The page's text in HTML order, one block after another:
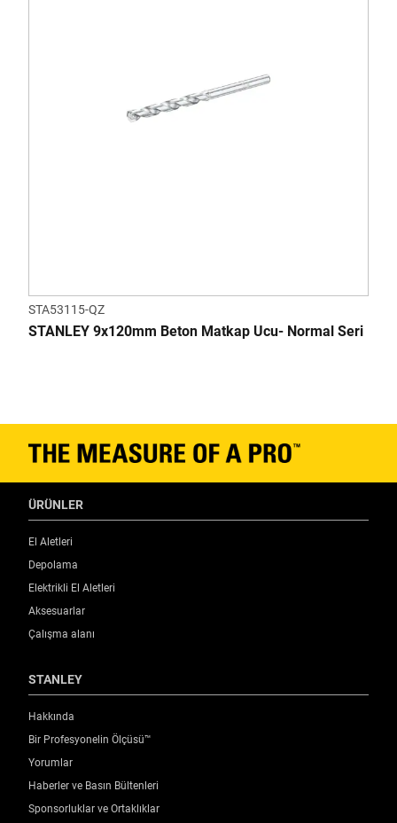
STA53115-QZ
STANLEY 9x120mm Beton Matkap Ucu- Normal Seri
ÜRÜNLER
El Aletleri
Depolama
Elektrikli El Aletleri
Aksesuarlar
Çalışma alanı
STANLEY
Hakkında
Bir Profesyonelin Ölçüsü™
Yorumlar
Haberler ve Basın Bültenleri
Sponsorluklar ve Ortaklıklar